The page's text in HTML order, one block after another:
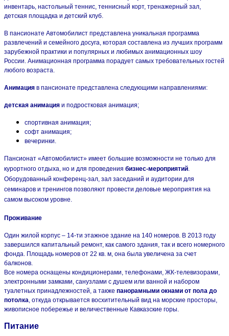
инвентарь, настольный теннис, теннисный корт, тренажерный зал,
детская площадка и детский клуб.
В пансионате Автомобилист представлена уникальная программа
развлечений и семейного досуга, которая составлена из лучших программ
зарубежной практики и популярных и любимых анимационных шоу
России. Анимационная программа порадует самых требовательных гостей
любого возраста.
Анимация в пансионате представлена следующими направлениями:
детская анимация и подростковая анимация;
спортивная анимация;
софт анимация;
вечеринки.
Пансионат «Автомобилист» имеет большие возможности не только для
курортного отдыха, но и для проведения бизнес-мероприятий.
Оборудованный конференц-зал, зал заседаний и аудитории для
семинаров и тренингов позволяют провести деловые мероприятия на
самом высоком уровне.
Проживание
Один жилой корпус – 14-ти этажное здание на 140 номеров. В 2013 году
завершился капитальный ремонт, как самого здания, так и всего номерного
фонда. Площадь номеров от 22 кв. м, она была увеличена за счет
балконов.
Все номера оснащены кондиционерами, телефонами, ЖК-телевизорами,
электронными замками, санузлами с душем или ванной и набором
туалетных принадлежностей, а также панорамными окнами от пола до
потолка, откуда открывается восхитительный вид на морские просторы,
живописное побережье и величественные Кавказские горы.
Питание